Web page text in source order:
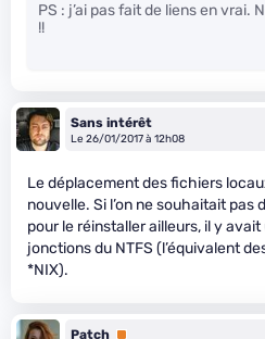
PS : j’ai pas fait de liens en vrai.
!!
Sans intérêt
Le 26/01/2017 à 12h08
Le déplacement des fichiers
nouvelle. Si l’on ne souhaitait pas
pour le réinstaller ailleurs, il y
jonctions du NTFS (l’équivalent
*NIX).
Patch Premium